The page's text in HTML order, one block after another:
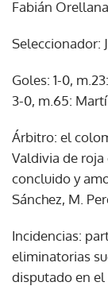
Fabián
Seleccionador:
Goles: 1-0,
3-0, m.65:
Árbitro: el
Valdivia de
concluido y
Sánchez, M.
Incidencias:
eliminatorias
disputado en